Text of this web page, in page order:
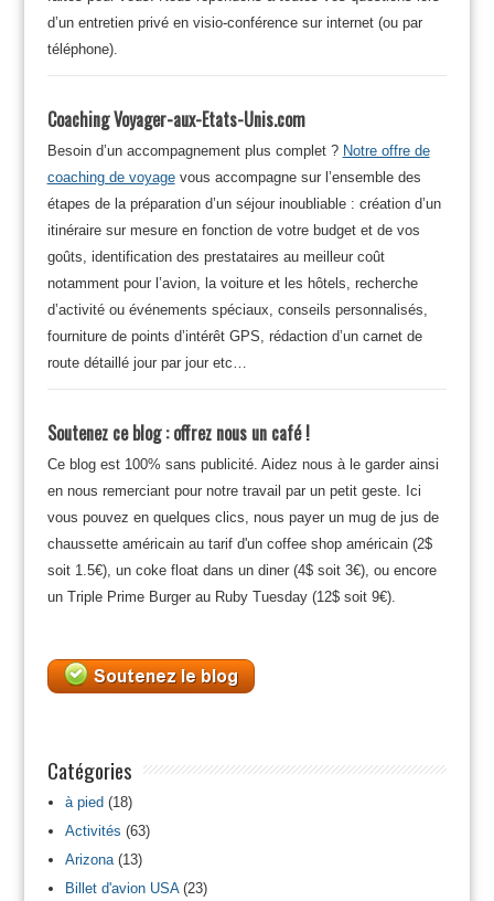
d’un entretien privé en visio-conférence sur internet (ou par
téléphone).
Coaching Voyager-aux-Etats-Unis.com
Besoin d’un accompagnement plus complet ? Notre offre de
coaching de voyagevous accompagne sur l’ensemble des
étapes de la préparation d’un séjour inoubliable : création d’un
itinéraire sur mesure en fonction de votre budget et de vos
goûts, identification des prestataires au meilleur coût
notamment pour l’avion, la voiture et les hôtels, recherche
d’activité ou événements spéciaux, conseils personnalisés,
fourniture de points d’intérêt GPS, rédaction d’un carnet de
route détaillé jour par jour etc…
Soutenez ce blog : offrez nous un café !
Ce blog est 100% sans publicité. Aidez nous à le garder ainsi
en nous remerciant pour notre travail par un petit geste. Ici
vous pouvez en quelques clics, nous payer un mug de jus de
chaussette américain au tarif d'un coffee shop américain (2$
soit 1.5€), un coke float dans un diner (4$ soit 3€), ou encore
un Triple Prime Burger au Ruby Tuesday (12$ soit 9€).
Catégories
à pied(18)
Activités (63)
Arizona(13)
Billet d'avion USA(23)